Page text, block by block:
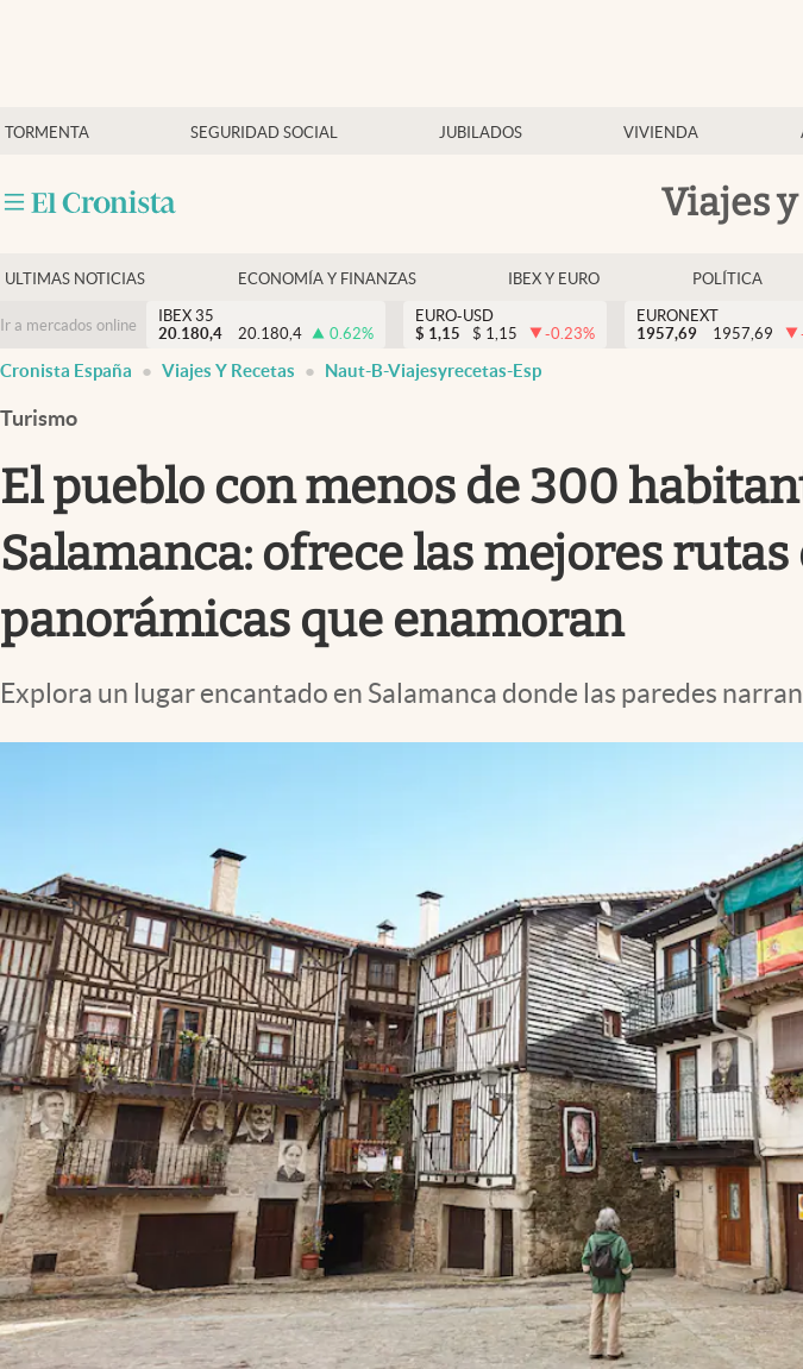
TORMENTA SEGURIDAD SOCIAL JUBILADOS VIVIENDA
Viajes
Economía y finanzas
Criptomonedas
ULTIMAS NOTICIAS ECONOMÍA Y FINANZAS IBEX Y EURO POLÍTICA
Ir a mercados online
IBEX 35
20.180,4
20.180,4 0.62%
EURO-USD
$ 1,15 $ 1,15 -0.23%
EURONEXT
1957,69
1957,69
Cronista España Viajes Y Recetas Naut-B-Viajesyrecetas-Esp
Turismo
El pueblo con menos de 300
Salamanca: ofrece las mejores
panorámicas que enamoran
Explora un lugar encantado en Salamanca donde las paredes